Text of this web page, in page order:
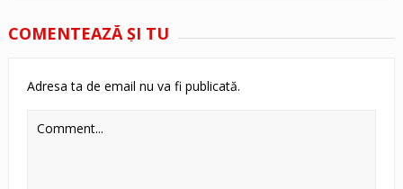
COMENTEAZĂ ŞI TU
Adresa ta de email nu va fi publicată.